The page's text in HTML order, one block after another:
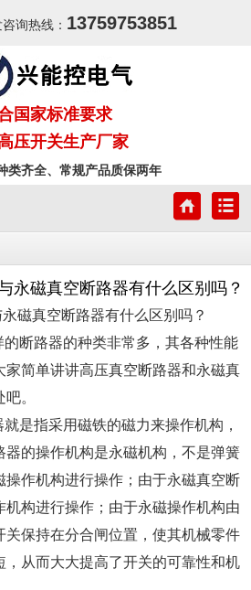
询热线： 13759753851
国家标准要求
压开关生产厂家
类齐全、常规产品质保两年
永磁真空断路器有什么区别吗？
永磁真空断路器有什么区别吗？
断路器的种类非常多，其各种性能
家简单讲讲高压真空断路器和永磁真
。
是指采用磁铁的磁力来操作机构，
器的操作机构是永磁机构，不是弹簧
操作机构进行操作；由于永磁真空断
机构进行操作；由于永磁操作机构由
关保持在分合闸位置，使其机械零件
，从而大大提高了开关的可靠性和机